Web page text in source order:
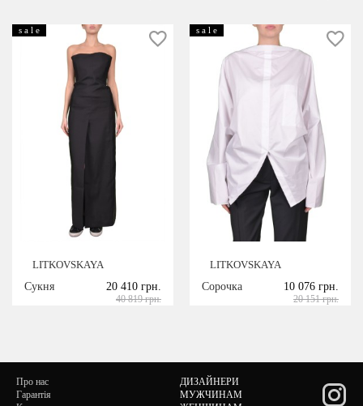
s a l e
LITKOVSKAYA
Сукня
20 410 грн.
40 819 грн.
s a l e
LITKOVSKAYA
Сорочка
10 076 грн.
20 151 грн.
Про нас
Гарантія
ДИЗАЙНЕРИ
МУЖЧИНАМ